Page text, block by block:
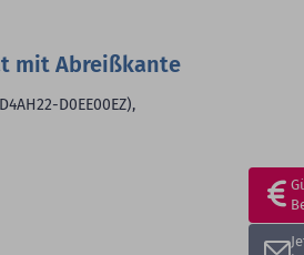
mit Abreißkante
D0EE00EZ),